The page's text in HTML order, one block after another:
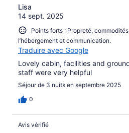
Lisa
14 sept. 2025
Points forts : Propreté,
l’hébergement et communication.
Traduire avec Google
Lovely cabin, facilities and
staff were very helpful
Séjour de 3 nuits en septembre 2025
0
Avis vérifié